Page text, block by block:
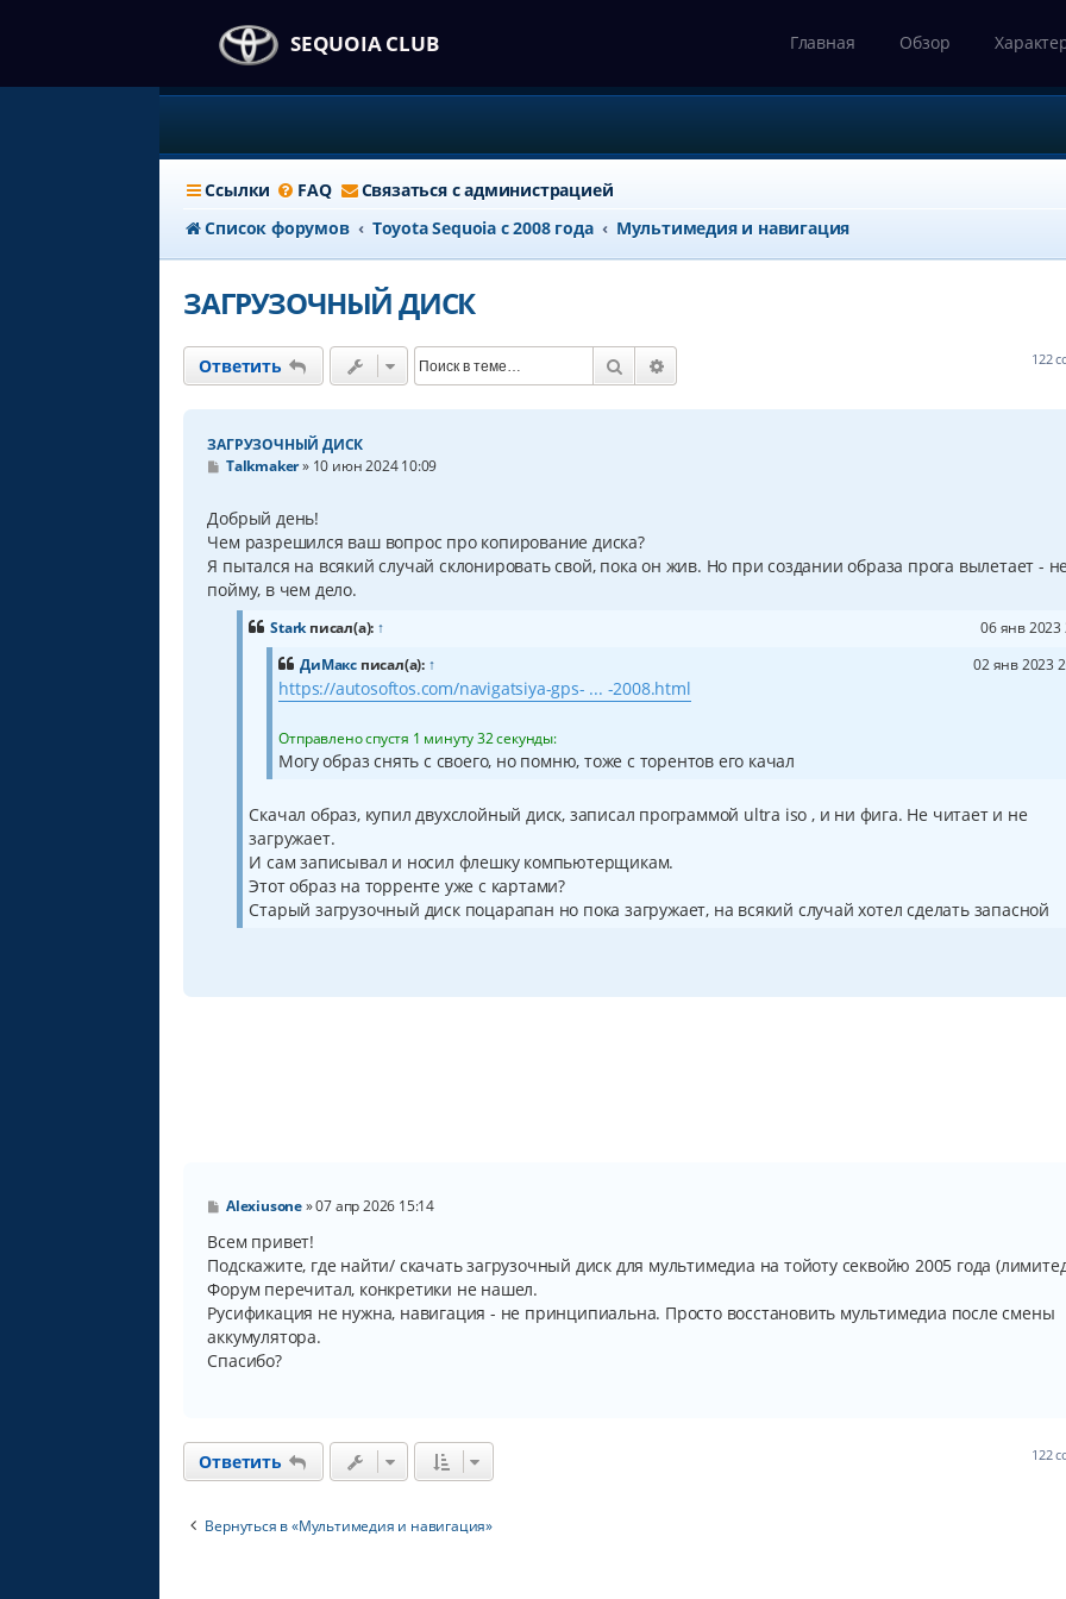
SEQUOIA CLUB Главная Обзор
Ссылки FAQ Связаться с администрацией
Список форумов
Тоyota Sequoia c 2008 года Мультимедия и навигация
ЗАГРУЗОЧНЫЙ ДИСК
Ответить Поиск 122
ЗАГРУЗОЧНЫЙ ДИСК
С
б
щ
е
н
и
е
Talkmaker» 10 июн 2024 10:09
Добрый день!
Чем разрешился ваш вопрос про копирование диска?
Я пытался на всякий случай склонировать свой, пока он жив. Но при создании образа прога вылетает - не
пойму, в чем дело.
Starkписал(а): ↑
06 янв 2023
ДиМакс писал(а): ↑ 02 янв 2023
https://autosoftos.com/navigatsiya-gps- ... -2008.html
Отправлено спустя 1 минуту 32 секунды:
Могу образ снять с своего, но помню, тоже с торентов его качал
Скачал образ, купил двухслойный диск, записал программой ultra iso , и ни фига. Не читает и не
загружает.
И сам записывал и носил флешку компьютерщикам.
Этот образ на торренте уже с картами?
Старый загрузочный диск поцарапан но пока загружает, на всякий случай хотел сделать запасной
С
о
б
щ
е
н
и
е
Alexiusone»07 апр 2026 15:14
Всем привет!
Подскажите, где найти/ скачать загрузочный диск для мультимедиа на тойоту секвойю 2005 года
Форум перечитал, конкретики не нашел.
Русификация не нужна, навигация - не принципиальна. Просто восстановить мультимедиа после смены
аккумулятора.
Спасибо?
Ответить 122
Вернуться в «Мультимедия и навигация»